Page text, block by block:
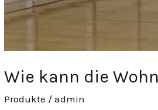
Wie kann die
Produkte /admin